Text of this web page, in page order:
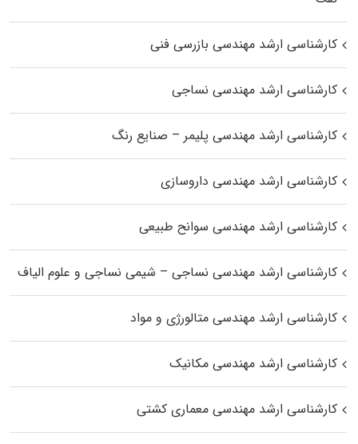
کارشناسی ارشد مهندسی بازرسی فنی
کارشناسی ارشد مهندسی نساجی
کارشناسی ارشد مهندسی پلیمر – صنایع رنگ
کارشناسی ارشد مهندسی داروسازی
کارشناسی ارشد مهندسی سوانح طبیعی
کارشناسی ارشد مهندسی نساجی – شیمی نساجی و علوم الیاف
کارشناسی ارشد مهندسی متالورژی و مواد
کارشناسی ارشد مهندسی مکانیک
کارشناسی ارشد مهندسی معماری کشتی